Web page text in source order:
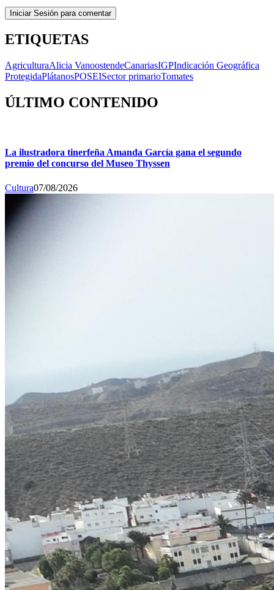
Iniciar Sesión para comentar
ETIQUETAS
AgriculturaAlicia VanoostendeCanariasIGPIndicación Geográfica
ProtegidaPlátanosPOSEISector primarioTomates
ÚLTIMO CONTENIDO
La ilustradora tinerfeña Amanda García gana el segundo
premio del concurso del Museo Thyssen
Cultura07/08/2026